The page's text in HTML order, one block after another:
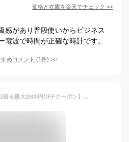
価格と在庫を楽天でチェック >>
感があり普段使いからビジネス
電波で時間が正確な時計です。
めコメント (1件) >
【20時〜ポイント最大52倍＆最大2000円OFFクーポン】シチズン アテッサ ACT Line アクトライン CB5966-69E メンズ 腕時計 ソーラー 電波 クロノグラフ ブラック